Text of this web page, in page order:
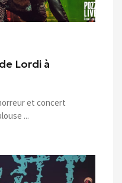
Lordi à
et concert
...